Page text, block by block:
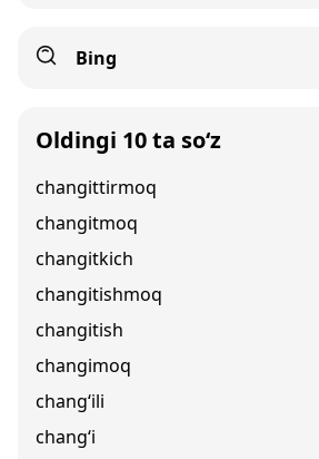
Bing
Oldingi 10 ta so‘z
changittirmoq
changitmoq
changitkich
changitishmoq
changitish
changimoq
chang‘ili
chang‘i